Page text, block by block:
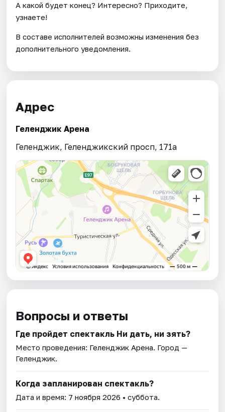
А какой будет конец? Интересно? Приходите,
узнаете!
В составе исполнителей возможны изменения без
дополнительного уведомления.
Адрес
Геленджик Арена
Геленджик, Геленджикский просп, 171а
Вопросы и ответы
Где пройдет спектакль Ни дать, ни зять?
Место проведения: Геленджик Арена. Город —
Геленджик.
Когда запланирован спектакль?
Дата и время: 7 ноября 2026 • суббота.